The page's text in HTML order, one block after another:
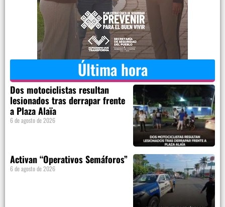
Última hora
Dos motociclistas resultan
lesionados tras derrapar frente
a Plaza Alaïa
6 de agosto de 2026
Activan “Operativos Semáforos”
6 de agosto de 2026